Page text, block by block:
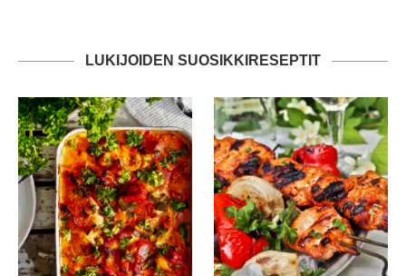
LUKIJOIDEN SUOSIKKIRESEPTIT